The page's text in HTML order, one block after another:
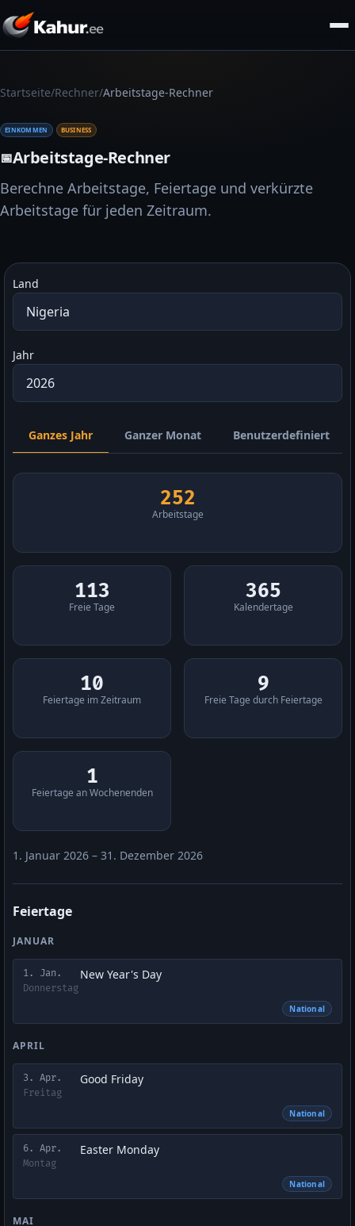
Startseite/Rechner/Arbeitstage-Rechner
EINKOMMEN BUSINESS
📅Arbeitstage-Rechner
Berechne Arbeitstage, Feiertage und verkürzte
Arbeitstage für jeden Zeitraum.
Land
Jahr
Ganzes Jahr Ganzer Monat Benutzerdefiniert
252
Arbeitstage
113
Freie Tage
365
Kalendertage
10
Feiertage im Zeitraum
9
Freie Tage durch Feiertage
1
Feiertage an Wochenenden
1. Januar 2026 – 31. Dezember 2026
Feiertage
JANUAR
1. Jan.
Donnerstag
New Year's Day
National
APRIL
3. Apr.
Freitag
Good Friday
National
6. Apr.
Montag
Easter Monday
National
MAI